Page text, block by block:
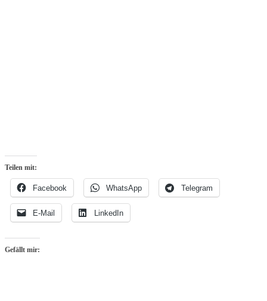
Teilen mit:
Facebook WhatsApp Telegram
E-Mail LinkedIn
Gefällt mir: